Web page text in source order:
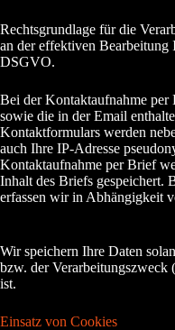
Rechtsgrundlage für die
an der effektiven
DSGVO.
Bei der Kontaktaufnahme
sowie die in der Email
Kontaktformulars werden
auch Ihre IP-Adresse
Kontaktaufnahme per Brief
Inhalt des Briefs gespeichert.
erfassen wir in Abhängigkeit
Wir speichern Ihre Daten
bzw. der
ist.
Einsatz von Cookies